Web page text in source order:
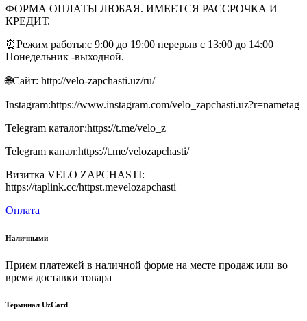
ФОРМА ОПЛАТЫ ЛЮБАЯ. ИМЕЕТСЯ РАССРОЧКА И
КРЕДИТ.
⏰Режим работы:с 9:00 до 19:00 перерыв с 13:00 до 14:00
Понедельник -выходной.
🌐Сайт: http://velo-zapchasti.uz/ru/
Instagram:https://www.instagram.com/velo_zapchasti.uz?r=nametag
Telegram каталог:https://t.me/velo_z
Telegram канал:https://t.me/velozapchasti/
Визитка VELO ZAPCHASTI:
https://taplink.cc/httpst.mevelozapchasti
Оплата
Наличными
Прием платежей в наличной форме на месте продаж или во
время доставки товара
Терминал UzCard